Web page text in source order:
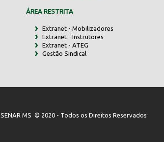
ÁREA RESTRITA
Extranet - Mobilizadores
Extranet - Instrutores
Extranet - ATEG
Gestão Sindical
SENAR MS © 2020 - Todos os Direitos Reservados